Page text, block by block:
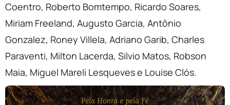
Coentro, Roberto Bomtempo, Ricardo Soares,
Miriam Freeland, Augusto Garcia, Antônio
Gonzalez, Roney Villela, Adriano Garib, Charles
Paraventi, Milton Lacerda, Silvio Matos, Robson
Maia, Miguel Mareli Lesqueves e Louise Clós.